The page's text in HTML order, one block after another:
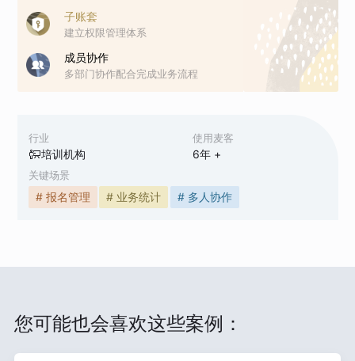
行业
培训机构
使用麦客
6年 +
关键场景
# 报名管理 # 业务统计 # 多人协作
子账套
建立权限管理体系
成员协作
多部门协作配合完成业务流程
您可能也会喜欢这些案例：